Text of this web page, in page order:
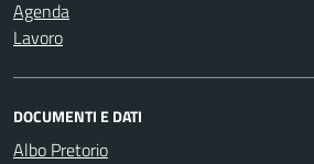
Agenda
Lavoro
DOCUMENTI E DATI
Albo Pretorio